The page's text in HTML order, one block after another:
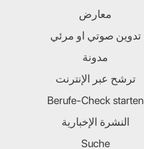
معارض
تدوين صوتي او مرئي
مدونة
ترشح عبر الإنترنت
Berufe-Check starten
النشرة الإخبارية
Suche